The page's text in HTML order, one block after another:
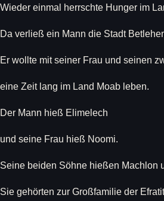
Wieder einmal herrschte Hunger im
Da verließ ein Mann die Stadt
Er wollte mit seiner Frau und seinen
eine Zeit lang im Land Moab leben.
Der Mann hieß Elimelech
und seine Frau hieß Noomi.
Seine beiden Söhne hießen Machlon
Sie gehörten zur Großfamilie der